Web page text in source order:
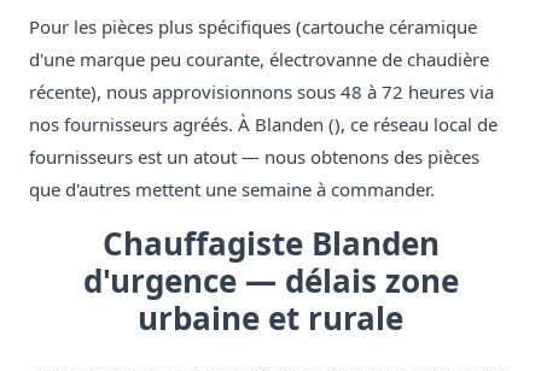
Pour les pièces plus spécifiques (cartouche céramique
d'une marque peu courante, électrovanne de chaudière
récente), nous approvisionnons sous 48 à 72 heures via
nos fournisseurs agréés. À Blanden (), ce réseau local de
fournisseurs est un atout — nous obtenons des pièces
que d'autres mettent une semaine à commander.
Chauffagiste Blanden
d'urgence — délais zone
urbaine et rurale